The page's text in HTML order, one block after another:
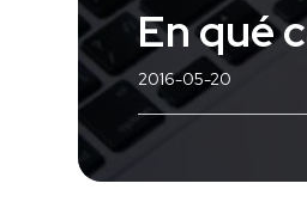
En qué
2016-05-20